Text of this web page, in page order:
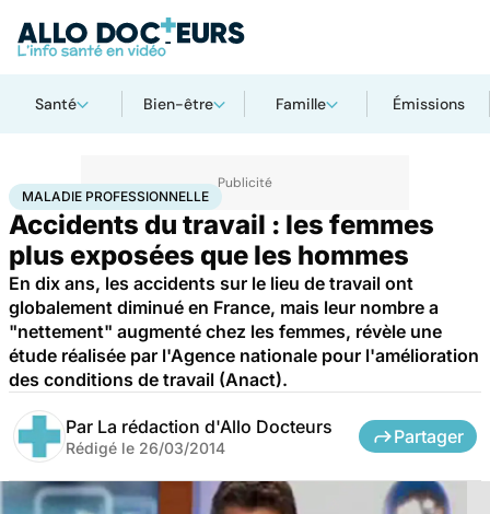
Santé Bien-être Famille Émissions
AccueilSantéMaladie professionnelle
MALADIE PROFESSIONNELLE
Accidents du travail : les femmes
plus exposées que les hommes
En dix ans, les accidents sur le lieu de travail ont
globalement diminué en France, mais leur nombre a
"nettement" augmenté chez les femmes, révèle une
étude réalisée par l'Agence nationale pour l'amélioration
des conditions de travail (Anact).
Par La rédaction d'Allo Docteurs
Rédigé le 26/03/2014
Partager